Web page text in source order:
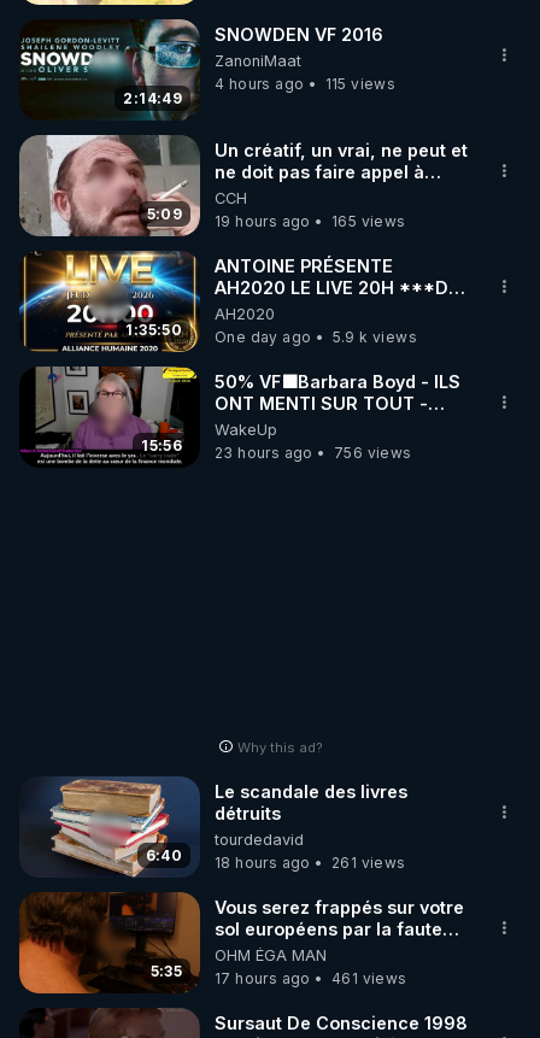
2:14:49
SNOWDEN VF 2016
ZanoniMaat
4 hours ago
115 views
5:09
Un créatif, un vrai, ne peut et
ne doit pas faire appel à
l'intelligence artificielle
CCH
19 hours ago
165 views
1:35:50
ANTOINE PRÉSENTE
AH2020 LE LIVE 20H ***DU
06/08/2026***
AH2020
One day ago
5.9 k views
15:56
50% VF🟩Barbara Boyd - ILS
ONT MENTI SUR TOUT -
Jocelyne Traduction
WakeUp
23 hours ago
756 views
Why this ad?
6:40
Le scandale des livres
détruits
tourdedavid
18 hours ago
261 views
5:35
Vous serez frappés sur votre
sol européens par la faute
des dirigeants qui s'en
mettent dans le nez
OHM ÉGA MAN
17 hours ago
461 views
Sursaut De Conscience 1998